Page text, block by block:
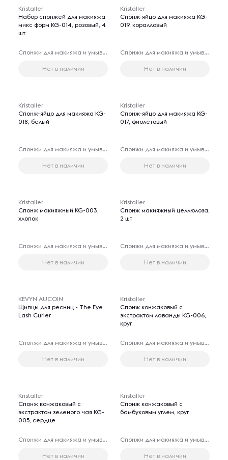
Kristaller
Набор спонжей для макияжа
микс форм KG-014, розовый, 4
шт
Спонжи для макияжа и умывания лица
Нет в наличии
Kristaller
Спонж-яйцо для макияжа KG-
019, коралловый
Спонжи для макияжа и умывания лица
Нет в наличии
Kristaller
Спонж-яйцо для макияжа KG-
018, белый
Спонжи для макияжа и умывания лица
Нет в наличии
Kristaller
Спонж-яйцо для макияжа KG-
017, фиолетовый
Спонжи для макияжа и умывания лица
Нет в наличии
Kristaller
Спонж макияжный KG-003,
хлопок
Спонжи для макияжа и умывания лица
Нет в наличии
Kristaller
Спонж макияжный целлюлоза,
2 шт
Спонжи для макияжа и умывания лица
Нет в наличии
KEVYN AUCOIN
Щипцы для ресниц - The Eye
Lash Curler
Спонжи для макияжа и умывания лица
Нет в наличии
Kristaller
Спонж конжаковый с
экстрактом лаванды KG-006,
круг
Спонжи для макияжа и умывания лица
Нет в наличии
Kristaller
Спонж конжаковый с
экстрактом зеленого чая KG-
005, сердце
Спонжи для макияжа и умывания лица
Нет в наличии
Kristaller
Спонж конжаковый с
бамбуковым углем, круг
Спонжи для макияжа и умывания лица
Нет в наличии